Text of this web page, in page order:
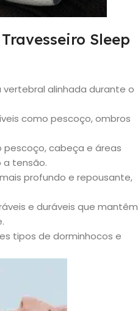
Sleep
vertebral alinhada durante o
como pescoço, ombros
pescoço, cabeça e áreas
a tensão.
profundo e repousante,
e duráveis que mantêm
tipos de dorminhocos e